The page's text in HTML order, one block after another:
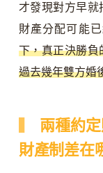
才發現對方早就
財產分配可能
下，真正決勝負
過去幾年雙方婚
兩種約
財產制差在